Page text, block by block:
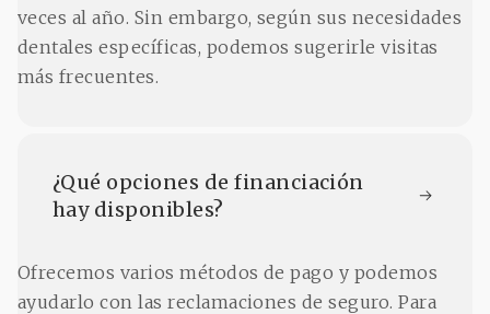
veces al año. Sin embargo, según sus necesidades
dentales específicas, podemos sugerirle visitas
más frecuentes.
¿Qué opciones de financiación
hay disponibles?
Ofrecemos varios métodos de pago y podemos
ayudarlo con las reclamaciones de seguro. Para